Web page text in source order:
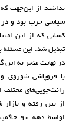
نداشند از این‌جهت
کسانی که از این
تبدیل شد. این مسئله
در نهایت منجر به
با فروپاشی شوروی
رانت‌جویی‌های مختلف
از بین رفته و
اواسط